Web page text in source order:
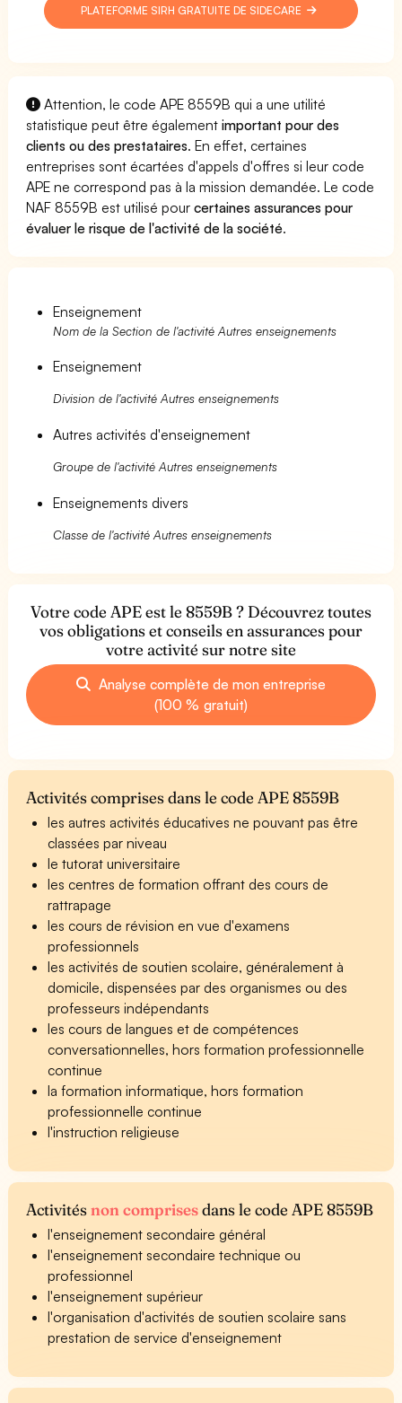
PLATEFORME SIRH GRATUITE DE SIDECARE
Attention, le code APE 8559B qui a une utilité
statistique peut être égalementimportant pour des
clients ou des prestataires. En effet, certaines
entreprises sont écartées d'appels d'offres si leur code
APE ne correspond pas à la mission demandée. Le code
NAF 8559B est utilisé pourcertaines assurances pour
évaluer le risque de l'activité de la société.
Enseignement
Nom de la Section de l'activité Autres enseignements
Enseignement
Division de l'activité Autres enseignements
Autres activités d'enseignement
Groupe de l'activité Autres enseignements
Enseignements divers
Classe de l'activité Autres enseignements
Votre code APE est le 8559B ? Découvrez toutes
vos obligations et conseils en assurances pour
votre activité sur notre site
Analyse complète de mon entreprise
(100 % gratuit)
Activités comprises dans le code APE 8559B
les autres activités éducatives ne pouvant pas être
classées par niveau
le tutorat universitaire
les centres de formation offrant des cours de
rattrapage
les cours de révision en vue d'examens
professionnels
les activités de soutien scolaire, généralement à
domicile, dispensées par des organismes ou des
professeurs indépendants
les cours de langues et de compétences
conversationnelles, hors formation professionnelle
continue
la formation informatique, hors formation
professionnelle continue
l'instruction religieuse
Activitésnon comprisesdans le code APE 8559B
l'enseignement secondaire général
l'enseignement secondaire technique ou
professionnel
l'enseignement supérieur
l'organisation d'activités de soutien scolaire sans
prestation de service d'enseignement